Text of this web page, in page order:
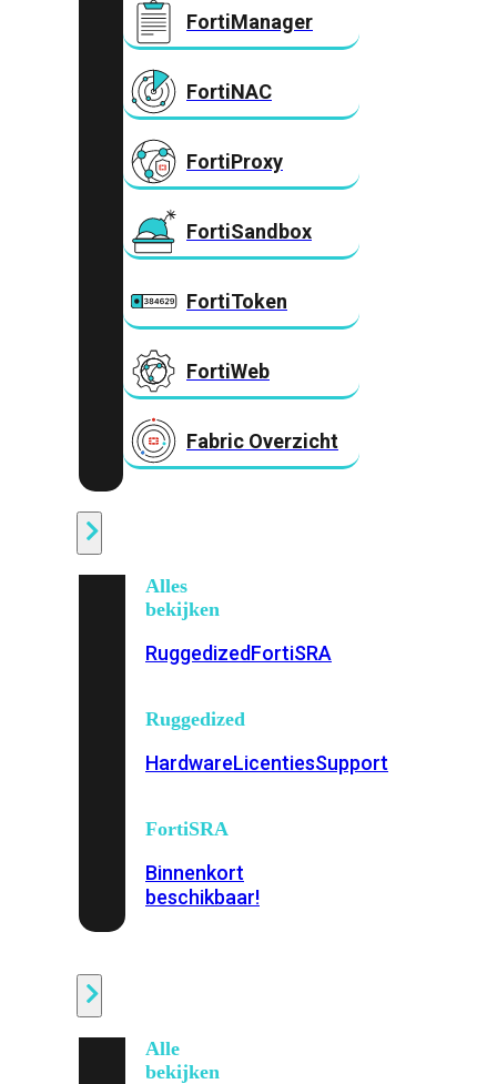
FortiManager
FortiNAC
FortiProxy
FortiSandbox
FortiToken
FortiWeb
Fabric Overzicht
Alles
bekijken
RuggedizedFortiSRA
Ruggedized
HardwareLicentiesSupport
FortiSRA
Binnenkort
beschikbaar!
Alle
bekijken